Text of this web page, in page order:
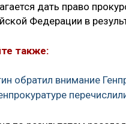
дать право
Федерации в
также:
обратил внимание